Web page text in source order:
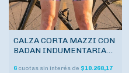
CALZA CORTA MAZZI CON
BADAN INDUMENTARIA
6 cuotas sin interés de $10.268,17